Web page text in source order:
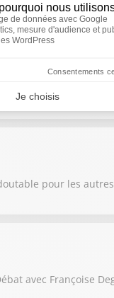
faute d'une
pour les
avec Françoise